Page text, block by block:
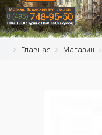
Главная Магазин